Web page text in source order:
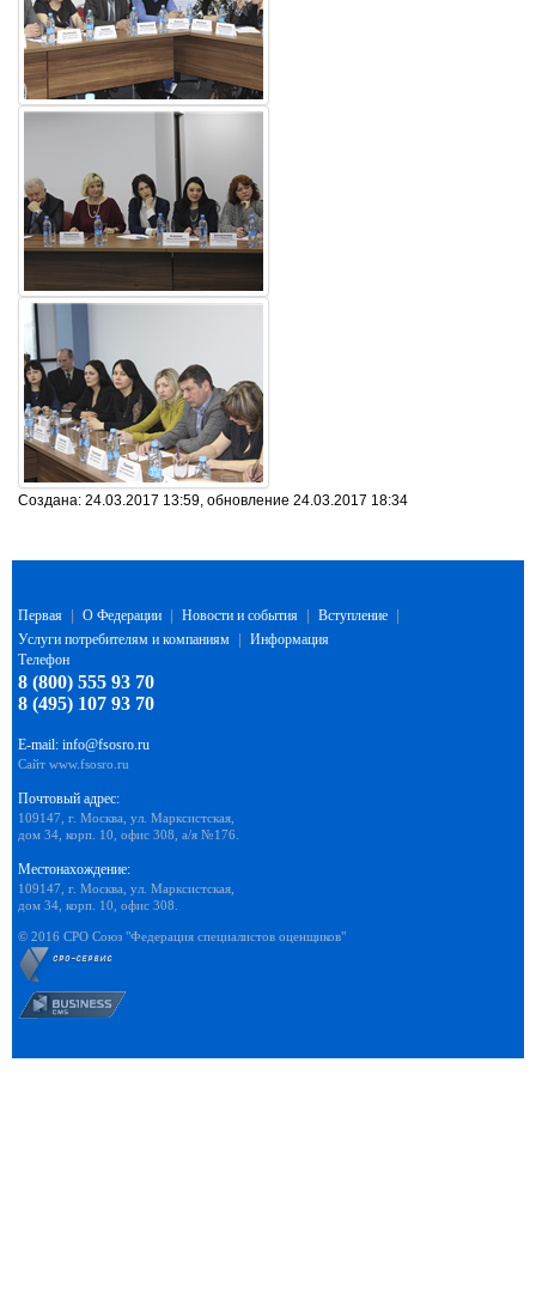
Создана: 24.03.2017 13:59, обновление 24.03.2017 18:34
Первая О Федерации Новости и события Вступление
Услуги потребителям и компаниям
Информация
Телефон
8 (800) 555 93 70
8 (495) 107 93 70
E-mail: info@fsosro.ru
Сайт www.fsosro.ru
Почтовый адрес:
109147, г. Москва, ул. Марксистская,
дом 34, корп. 10, офис 308, а/я №176.
Местонахождение:
109147, г. Москва, ул. Марксистская,
дом 34, корп. 10, офис 308.
© 2016 СРО Союз "Федерация специалистов оценщиков"